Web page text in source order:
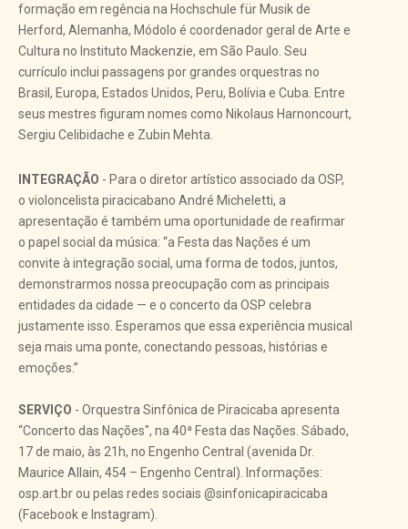
formação em regência na Hochschule für Musik de
Herford, Alemanha, Módolo é coordenador geral de Arte e
Cultura no Instituto Mackenzie, em São Paulo. Seu
currículo inclui passagens por grandes orquestras no
Brasil, Europa, Estados Unidos, Peru, Bolívia e Cuba. Entre
seus mestres figuram nomes como Nikolaus Harnoncourt,
Sergiu Celibidache e Zubin Mehta.
INTEGRAÇÃO - Para o diretor artístico associado da OSP,
o violoncelista piracicabano André Micheletti, a
apresentação é também uma oportunidade de reafirmar
o papel social da música: “a Festa das Nações é um
convite à integração social, uma forma de todos, juntos,
demonstrarmos nossa preocupação com as principais
entidades da cidade — e o concerto da OSP celebra
justamente isso. Esperamos que essa experiência musical
seja mais uma ponte, conectando pessoas, histórias e
emoções.”
SERVIÇO - Orquestra Sinfônica de Piracicaba apresenta
“Concerto das Nações", na 40ª Festa das Nações. Sábado,
17 de maio, às 21h, no Engenho Central (avenida Dr.
Maurice Allain, 454 – Engenho Central). Informações:
osp.art.br ou pelas redes sociais @sinfonicapiracicaba
(Facebook e Instagram).